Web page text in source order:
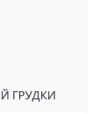
ГРУДКИ